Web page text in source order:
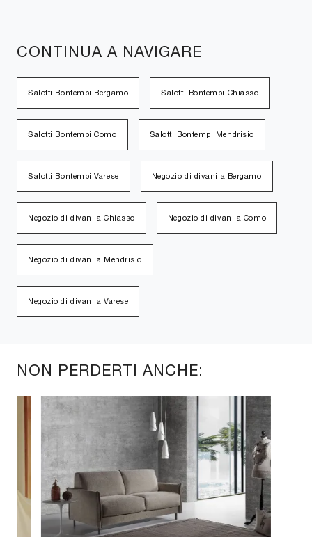
CONTINUA A NAVIGARE
Salotti Bontempi Bergamo Salotti Bontempi Chiasso
Salotti Bontempi Como Salotti Bontempi Mendrisio
Salotti Bontempi Varese Negozio di divani a Bergamo
Negozio di divani a Chiasso Negozio di divani a Como
Negozio di divani a Mendrisio
Negozio di divani a Varese
NON PERDERTI ANCHE: